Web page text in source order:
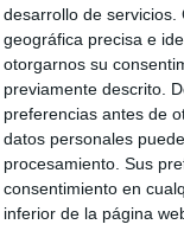
desarrollo de servicios.
geográfica precisa e
otorgarnos su
previamente descrito.
preferencias antes de
datos personales
procesamiento. Sus
consentimiento en
inferior de la página